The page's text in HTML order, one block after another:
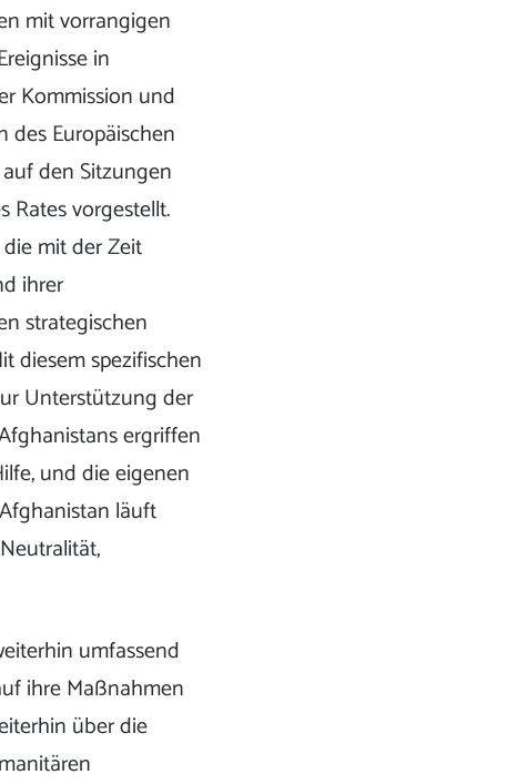
mit vorrangigen
in
Kommission und
des Europäischen
den Sitzungen
Rates vorgestellt.
mit der Zeit
ihrer
strategischen
diesem spezifischen
Unterstützung der
ergriffen
und die eigenen
läuft
umfassend
ihre Maßnahmen
über die